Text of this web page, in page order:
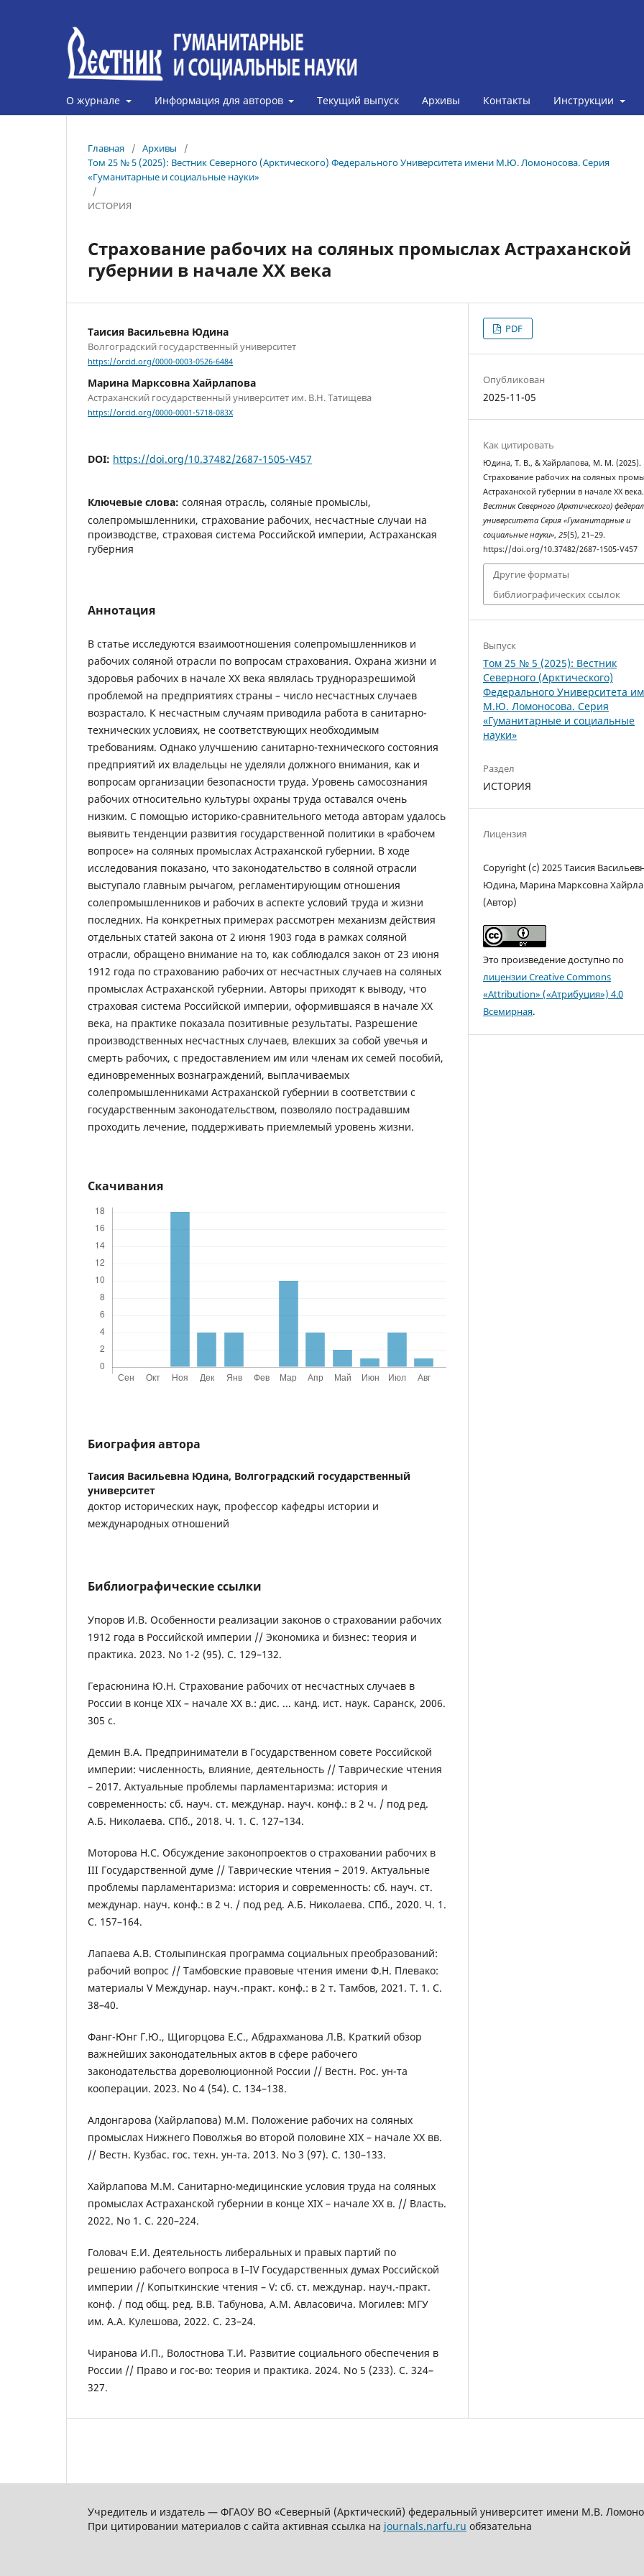
О журнале Информация для авторов Текущий выпуск Архивы Контакты Инструкции
Главная / Архивы
/
Том 25 № 5 (2025): Вестник Северного (Арктического) Федерального Университета имени М.Ю. Ломоносова. Серия
«Гуманитарные и социальные науки»
/
ИСТОРИЯ
Страхование рабочих на соляных промыслах Астраханской
губернии в начале XX века
Таисия Васильевна Юдина
Волгоградский государственный университет
https://orcid.org/0000-0003-0526-6484
Марина Марксовна Хайрлапова
Астраханский государственный университет им. В.Н. Татищева
https://orcid.org/0000-0001-5718-083X
DOI: https://doi.org/10.37482/2687-1505-V457
Ключевые слова: соляная отрасль, соляные промыслы,
солепромышленники, страхование рабочих, несчастные случаи на
производстве, страховая система Российской империи, Астраханская
губерния
Аннотация
В статье исследуются взаимоотношения солепромышленников и
рабочих соляной отрасли по вопросам страхования. Охрана жизни и
здоровья рабочих в начале ХХ века являлась трудноразрешимой
проблемой на предприятиях страны – число несчастных случаев
возрастало. К несчастным случаям приводила работа в санитарно-
технических условиях, не соответствующих необходимым
требованиям. Однако улучшению санитарно-технического состояния
предприятий их владельцы не уделяли должного внимания, как и
вопросам организации безопасности труда. Уровень самосознания
рабочих относительно культуры охраны труда оставался очень
низким. С помощью историко-сравнительного метода авторам удалось
выявить тенденции развития государственной политики в «рабочем
вопросе» на соляных промыслах Астраханской губернии. В ходе
исследования показано, что законодательство в соляной отрасли
выступало главным рычагом, регламентирующим отношения
солепромышленников и рабочих в аспекте условий труда и жизни
последних. На конкретных примерах рассмотрен механизм действия
отдельных статей закона от 2 июня 1903 года в рамках соляной
отрасли, обращено внимание на то, как соблюдался закон от 23 июня
1912 года по страхованию рабочих от несчастных случаев на соляных
промыслах Астраханской губернии. Авторы приходят к выводу, что
страховая система Российской империи, оформившаяся в начале XX
века, на практике показала позитивные результаты. Разрешение
производственных несчастных случаев, влекших за собой увечья и
смерть рабочих, с предоставлением им или членам их семей пособий,
единовременных вознаграждений, выплачиваемых
солепромышленниками Астраханской губернии в соответствии с
государственным законодательством, позволяло пострадавшим
проходить лечение, поддерживать приемлемый уровень жизни.
Скачивания
Биография автора
Таисия Васильевна Юдина, Волгоградский государственный
университет
доктор исторических наук, профессор кафедры истории и
международных отношений
Библиографические ссылки
Упоров И.В. Особенности реализации законов о страховании рабочих
1912 года в Российской империи // Экономика и бизнес: теория и
практика. 2023. No 1-2 (95). С. 129–132.
Герасюнина Ю.Н. Страхование рабочих от несчастных случаев в
России в конце XIX – начале XX в.: дис. ... канд. ист. наук. Саранск, 2006.
305 с.
Демин В.А. Предприниматели в Государственном совете Российской
империи: численность, влияние, деятельность // Таврические чтения
– 2017. Актуальные проблемы парламентаризма: история и
современность: сб. науч. ст. междунар. науч. конф.: в 2 ч. / под ред.
А.Б. Николаева. СПб., 2018. Ч. 1. С. 127–134.
Моторова Н.С. Обсуждение законопроектов о страховании рабочих в
III Государственной думе // Таврические чтения – 2019. Актуальные
проблемы парламентаризма: история и современность: сб. науч. ст.
междунар. науч. конф.: в 2 ч. / под ред. А.Б. Николаева. СПб., 2020. Ч. 1.
С. 157–164.
Лапаева А.В. Столыпинская программа социальных преобразований:
рабочий вопрос // Тамбовские правовые чтения имени Ф.Н. Плевако:
материалы V Междунар. науч.-практ. конф.: в 2 т. Тамбов, 2021. Т. 1. С.
38–40.
Фанг-Юнг Г.Ю., Щигорцова Е.С., Абдрахманова Л.В. Краткий обзор
важнейших законодательных актов в сфере рабочего
законодательства дореволюционной России // Вестн. Рос. ун-та
кооперации. 2023. No 4 (54). С. 134–138.
Алдонгарова (Хайрлапова) М.М. Положение рабочих на соляных
промыслах Нижнего Поволжья во второй половине XIX – начале XX вв.
// Вестн. Кузбас. гос. техн. ун-та. 2013. No 3 (97). С. 130–133.
Хайрлапова М.М. Санитарно-медицинские условия труда на соляных
промыслах Астраханской губернии в конце XIX – начале XX в. // Власть.
2022. No 1. С. 220–224.
Головач Е.И. Деятельность либеральных и правых партий по
решению рабочего вопроса в I–IV Государственных думах Российской
империи // Копыткинские чтения – V: сб. ст. междунар. науч.-практ.
конф. / под общ. ред. В.В. Табунова, А.М. Авласовича. Могилев: МГУ
им. А.А. Кулешова, 2022. С. 23–24.
Чиранова И.П., Волостнова Т.И. Развитие социального обеспечения в
России // Право и гос-во: теория и практика. 2024. No 5 (233). С. 324–
327.
PDF
Опубликован
2025-11-05
Как цитировать
Юдина, Т. В., & Хайрлапова, М. М. (2025).
Страхование рабочих на соляных
Астраханской губернии в начале XX века.
Вестник Северного (Арктического)
университета Серия «Гуманитарные и
социальные науки»,25(5), 21–29.
https://doi.org/10.37482/2687-1505-V457
Другие форматы
библиографических ссылок
Выпуск
Том 25 № 5 (2025): Вестник
Северного (Арктического)
Федерального Университета
М.Ю. Ломоносова. Серия
«Гуманитарные и социальные
науки»
Раздел
ИСТОРИЯ
Лицензия
Copyright (c) 2025 Таисия
Юдина, Марина Марксовна
(Автор)
Это произведение доступно по
лицензии Creative Commons
«Attribution» («Атрибуция») 4.0
Всемирная.
Учредитель и издатель — ФГАОУ ВО «Северный (Арктический) федеральный университет имени М.В.
При цитировании материалов с сайта активная ссылка на journals.narfu.ru обязательна